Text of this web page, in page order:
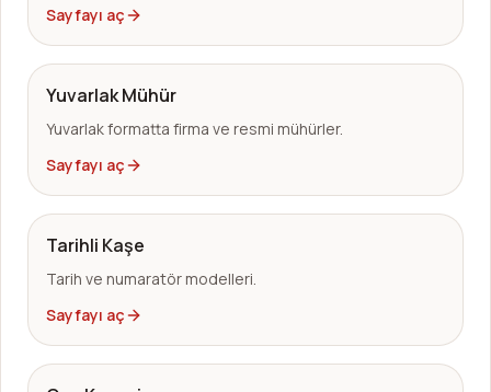
Sayfayı aç
Yuvarlak Mühür
Yuvarlak formatta firma ve resmi mühürler.
Sayfayı aç
Tarihli Kaşe
Tarih ve numaratör modelleri.
Sayfayı aç